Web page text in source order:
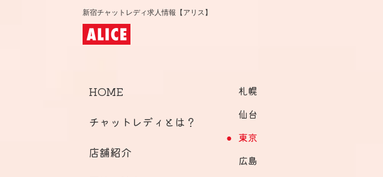
新宿チャットレディ求人情報【アリス】
HOME
チャットレディとは？
店舗紹介
札幌
仙台
東京
広島